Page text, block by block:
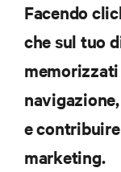
Iscriviti
Ricevi
importanti
e gli
Facendo
che sul tuo
e
marketing.